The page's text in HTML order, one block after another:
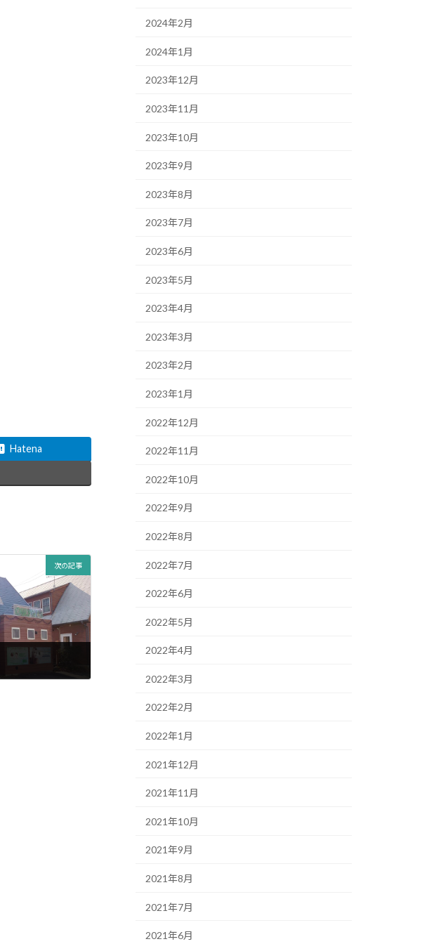
Hatena
次の記事
2024年2月
2024年1月
2023年12月
2023年11月
2023年10月
2023年9月
2023年8月
2023年7月
2023年6月
2023年5月
2023年4月
2023年3月
2023年2月
2023年1月
2022年12月
2022年11月
2022年10月
2022年9月
2022年8月
2022年7月
2022年6月
2022年5月
2022年4月
2022年3月
2022年2月
2022年1月
2021年12月
2021年11月
2021年10月
2021年9月
2021年8月
2021年7月
2021年6月